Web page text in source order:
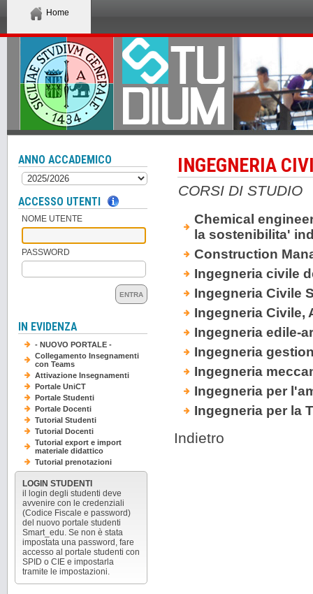
Home
INGEGNERIA
CORSI DI STUDIO
Chemical
la sostenibilita'
Construction
Ingegneria civile
Ingegneria Civile
Ingegneria Civile,
Ingegneria edile-
Ingegneria
Ingegneria
Ingegneria per
Ingegneria per la
Indietro
ANNO ACCADEMICO
ACCESSO UTENTI
NOME UTENTE
PASSWORD
ENTRA
IN EVIDENZA
- NUOVO PORTALE -
Collegamento Insegnamenti
con Teams
Attivazione Insegnamenti
Portale UniCT
Portale Studenti
Portale Docenti
Tutorial Studenti
Tutorial Docenti
Tutorial export e import
materiale didattico
Tutorial prenotazioni
LOGIN STUDENTI
il login degli studenti deve
avvenire con le credenziali
(Codice Fiscale e password)
del nuovo portale studenti
Smart_edu. Se non è stata
impostata una password, fare
accesso al portale studenti con
SPID o CIE e impostarla
tramite le impostazioni.